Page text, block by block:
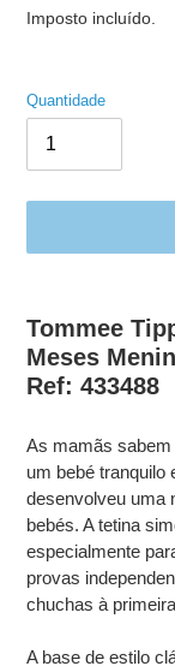
normal
Imposto incluído.
Quantidade
produto
ao
seu
Tommee
Meses
Ref: 433488
As mamãs sabem
um bebé tranquilo
desenvolveu uma
bebés. A tetina
especialmente
provas
chuchas à
A base de estilo